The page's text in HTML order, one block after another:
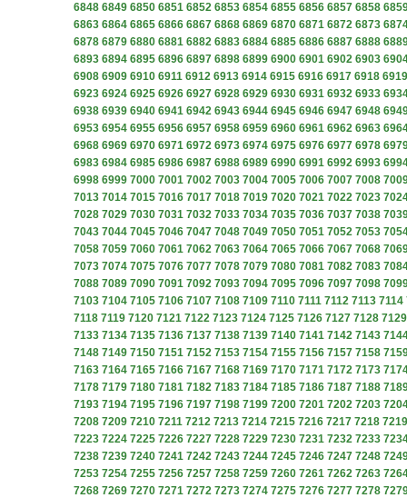
6848 6849 6850 6851 6852 6853 6854 6855 6856 6857 6858
6863 6864 6865 6866 6867 6868 6869 6870 6871 6872 6873
6878 6879 6880 6881 6882 6883 6884 6885 6886 6887 6888
6893 6894 6895 6896 6897 6898 6899 6900 6901 6902 6903
6908 6909 6910 6911 6912 6913 6914 6915 6916 6917 6918 6919
6923 6924 6925 6926 6927 6928 6929 6930 6931 6932 6933
6938 6939 6940 6941 6942 6943 6944 6945 6946 6947 6948
6953 6954 6955 6956 6957 6958 6959 6960 6961 6962 6963
6968 6969 6970 6971 6972 6973 6974 6975 6976 6977 6978
6983 6984 6985 6986 6987 6988 6989 6990 6991 6992 6993
6998 6999 7000 7001 7002 7003 7004 7005 7006 7007 7008
7013 7014 7015 7016 7017 7018 7019 7020 7021 7022 7023
7028 7029 7030 7031 7032 7033 7034 7035 7036 7037 7038
7043 7044 7045 7046 7047 7048 7049 7050 7051 7052 7053
7058 7059 7060 7061 7062 7063 7064 7065 7066 7067 7068
7073 7074 7075 7076 7077 7078 7079 7080 7081 7082 7083
7088 7089 7090 7091 7092 7093 7094 7095 7096 7097 7098
7103 7104 7105 7106 7107 7108 7109 7110 7111 7112 7113 7114
7118 7119 7120 7121 7122 7123 7124 7125 7126 7127 7128 7129
7133 7134 7135 7136 7137 7138 7139 7140 7141 7142 7143
7148 7149 7150 7151 7152 7153 7154 7155 7156 7157 7158
7163 7164 7165 7166 7167 7168 7169 7170 7171 7172 7173
7178 7179 7180 7181 7182 7183 7184 7185 7186 7187 7188
7193 7194 7195 7196 7197 7198 7199 7200 7201 7202 7203
7208 7209 7210 7211 7212 7213 7214 7215 7216 7217 7218 7219
7223 7224 7225 7226 7227 7228 7229 7230 7231 7232 7233
7238 7239 7240 7241 7242 7243 7244 7245 7246 7247 7248
7253 7254 7255 7256 7257 7258 7259 7260 7261 7262 7263
7268 7269 7270 7271 7272 7273 7274 7275 7276 7277 7278